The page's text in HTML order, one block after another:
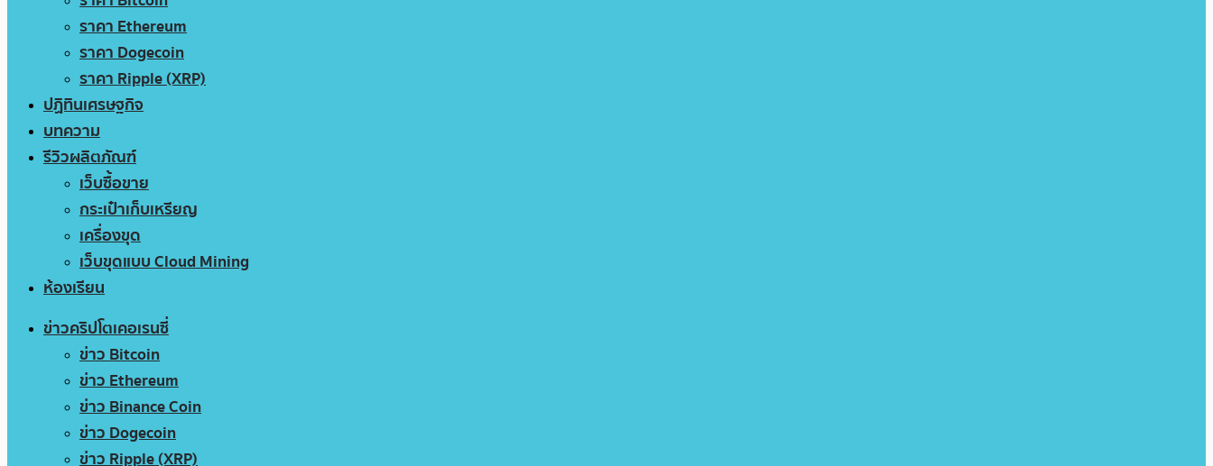
ราคา Ethereum
ราคา Dogecoin
ราคา Ripple (XRP)
ปฏิทินเศรษฐกิจ
บทความ
รีวิวผลิตภัณฑ์
เว็บซื้อขาย
กระเป๋าเก็บเหรียญ
เครื่องขุด
เว็บขุดแบบ Cloud Mining
ห้องเรียน
ข่าวคริปโตเคอเรนซี่
ข่าว Bitcoin
ข่าว Ethereum
ข่าว Binance Coin
ข่าว Dogecoin
ข่าว Ripple (XRP)